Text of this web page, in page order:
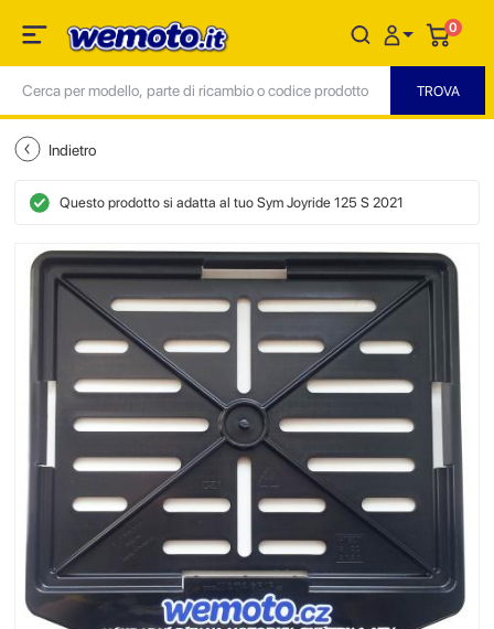
0
Indietro
Questo prodotto si adatta al tuo Sym Joyride 125 S 2021